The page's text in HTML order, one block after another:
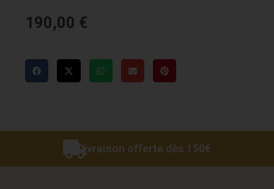
190,00 €
Livraison offerte dès 150€